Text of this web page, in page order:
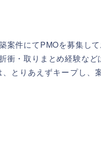
案件にてPMOを募集して
衝・取りまとめ経験など
とりあえずキープし、